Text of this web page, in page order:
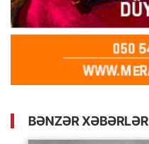
BƏNZƏR XƏBƏRLƏR